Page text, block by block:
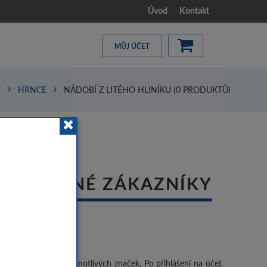
Úvod Kontakt
MŮJ ÚČET
HRNCE NÁDOBÍ Z LITÉHO HLINÍKU (0 PRODUKTŮ)
ZÁKAZNÍKY
slevy podle jednotlivých značek. Po přihlášení na účet